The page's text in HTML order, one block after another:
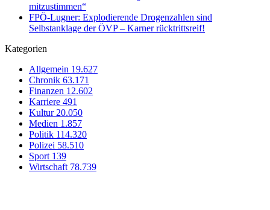
mitzustimmen“
FPÖ-Lugner: Explodierende Drogenzahlen sind
Selbstanklage der ÖVP – Karner rücktrittsreif!
Kategorien
Allgemein 19.627
Chronik 63.171
Finanzen 12.602
Karriere 491
Kultur 20.050
Medien 1.857
Politik 114.320
Polizei 58.510
Sport 139
Wirtschaft 78.739